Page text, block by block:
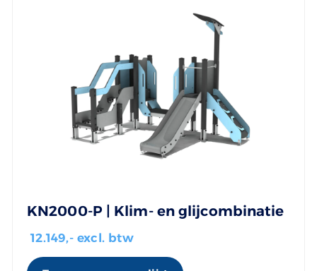
KN2000-P | Klim- en glijcombinatie
12.149,- excl. btw